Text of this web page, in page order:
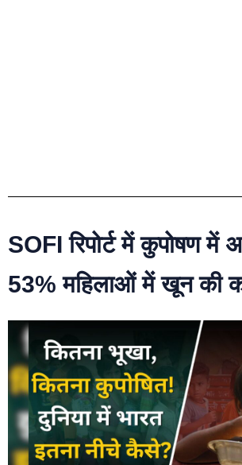
SOFI रिपोर्ट में कुपोषण में
53% महिलाओं में खून की